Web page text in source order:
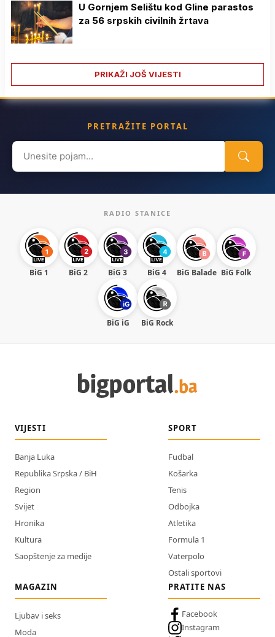
U Gornjem Selištu kod Gline parastos
za 56 srpskih civilnih žrtava
PRIKAŽI JOŠ VIJESTI
PRETRAŽITE PORTAL
Search
for:
RADIO STANICE
BiG 1 BiG 2 BiG 3 BiG 4 BiG Balade BiG Folk
BiG iG BiG Rock
VIJESTI
Banja Luka
Republika Srpska / BiH
Region
Svijet
Hronika
Kultura
Saopštenje za medije
SPORT
Fudbal
Košarka
Tenis
Odbojka
Atletika
Formula 1
Vaterpolo
Ostali sportovi
MAGAZIN
Ljubav i seks
Moda
PRATITE NAS
Facebook
Instagram